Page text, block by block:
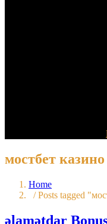
мостбет казино
Home
/ Posts tagged
əlamətdar